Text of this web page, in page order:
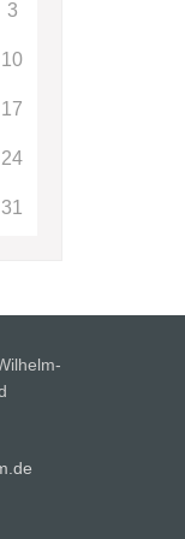
3
10
17
24
31